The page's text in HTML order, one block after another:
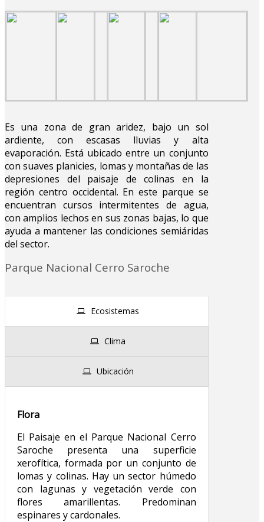
Es una zona de gran aridez, bajo un sol
ardiente, con escasas lluvias y alta
evaporación. Está ubicado entre un conjunto
con suaves planicies, lomas y montañas de las
depresiones del paisaje de colinas en la
región centro occidental. En este parque se
encuentran cursos intermitentes de agua,
con amplios lechos en sus zonas bajas, lo que
ayuda a mantener las condiciones semiáridas
del sector.
Parque Nacional Cerro Saroche
Ecosistemas
Clima
Ubicación
Flora
El Paisaje en el Parque Nacional Cerro
Saroche presenta una superficie
xerofítica, formada por un conjunto de
lomas y colinas. Hay un sector húmedo
con lagunas y vegetación verde con
flores amarillentas. Predominan
espinares y cardonales.